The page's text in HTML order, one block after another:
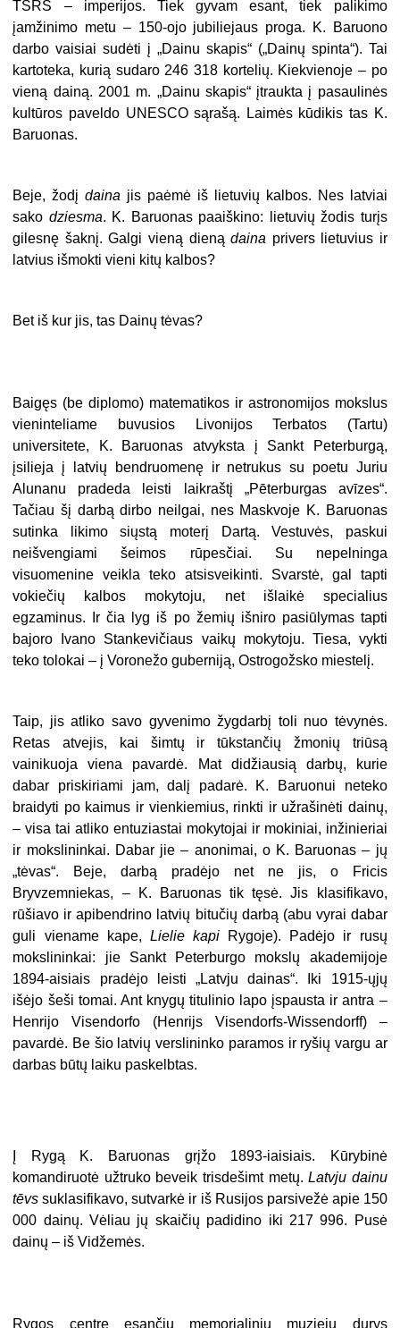
TSRS – imperijos. Tiek gyvam esant, tiek palikimo
įamžinimo metu – 150-ojo jubiliejaus proga. K. Baruono
darbo vaisiai sudėti į „Dainu skapis“ („Dainų spinta“). Tai
kartoteka, kurią sudaro 246 318 kortelių. Kiekvienoje – po
vieną dainą. 2001 m. „Dainu skapis“ įtraukta į pasaulinės
kultūros paveldo UNESCO sąrašą. Laimės kūdikis tas K.
Baruonas.
Beje, žodįdaina jis paėmė iš lietuvių kalbos. Nes latviai
sako dziesma. K. Baruonas paaiškino: lietuvių žodis turįs
gilesnę šaknį. Galgi vieną dienądaina privers lietuvius ir
latvius išmokti vieni kitų kalbos?
Bet iš kur jis, tas Dainų tėvas?
Baigęs (be diplomo) matematikos ir astronomijos mokslus
vieninteliame buvusios Livonijos Terbatos (Tartu)
universitete, K. Baruonas atvyksta į Sankt Peterburgą,
įsilieja į latvių bendruomenę ir netrukus su poetu Juriu
Alunanu pradeda leisti laikraštį „Pēterburgas avīzes“.
Tačiau šį darbą dirbo neilgai, nes Maskvoje K. Baruonas
sutinka likimo siųstą moterį Dartą. Vestuvės, paskui
neišvengiami šeimos rūpesčiai. Su nepelninga
visuomenine veikla teko atsisveikinti. Svarstė, gal tapti
vokiečių kalbos mokytoju, net išlaikė specialius
egzaminus. Ir čia lyg iš po žemių išniro pasiūlymas tapti
bajoro Ivano Stankevičiaus vaikų mokytoju. Tiesa, vykti
teko tolokai – į Voronežo guberniją, Ostrogožsko miestelį.
Taip, jis atliko savo gyvenimo žygdarbį toli nuo tėvynės.
Retas atvejis, kai šimtų ir tūkstančių žmonių triūsą
vainikuoja viena pavardė. Mat didžiausią darbų, kurie
dabar priskiriami jam, dalį padarė. K. Baruonui neteko
braidyti po kaimus ir vienkiemius, rinkti ir užrašinėti dainų,
– visa tai atliko entuziastai mokytojai ir mokiniai, inžinieriai
ir mokslininkai. Dabar jie – anonimai, o K. Baruonas – jų
„tėvas“. Beje, darbą pradėjo net ne jis, o Fricis
Bryvzemniekas, – K. Baruonas tik tęsė. Jis klasifikavo,
rūšiavo ir apibendrino latvių bitučių darbą (abu vyrai dabar
guli viename kape, Lielie kapi
Rygoje). Padėjo ir rusų
mokslininkai: jie Sankt Peterburgo mokslų akademijoje
1894-aisiais pradėjo leisti „Latvju dainas“. Iki 1915-ųjų
išėjo šeši tomai. Ant knygų titulinio lapo įspausta ir antra –
Henrijo Visendorfo (Henrijs Visendorfs-Wissendorff) –
pavardė. Be šio latvių verslininko paramos ir ryšių vargu ar
darbas būtų laiku paskelbtas.
Į Rygą K. Baruonas grįžo 1893-iaisiais. Kūrybinė
komandiruotė užtruko beveik trisdešimt metų.Latvju dainu
tēvs suklasifikavo, sutvarkė ir iš Rusijos parsivežė apie 150
000 dainų. Vėliau jų skaičių padidino iki 217 996. Pusė
dainų – iš Vidžemės.
Rygos centre esančių memorialinių muziejų durys